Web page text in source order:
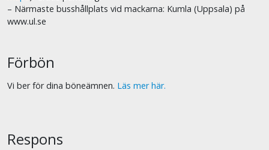
– Närmaste busshållplats vid mackarna: Kumla (Uppsala) på
www.ul.se
Förbön
Vi ber för dina böneämnen. Läs mer här.
Respons